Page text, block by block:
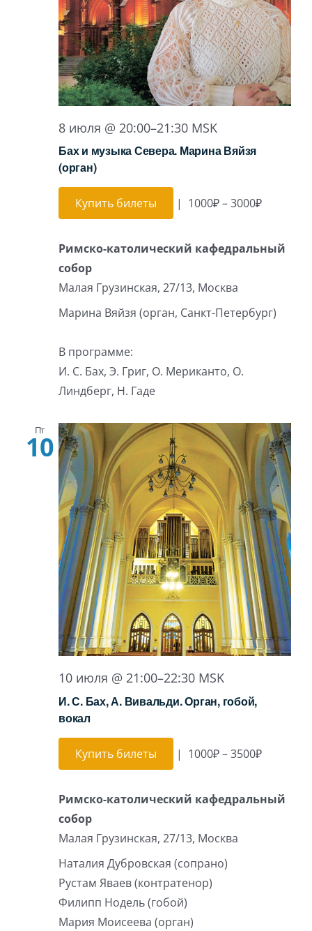
Игра на органе
8 июля @ 20:00–21:30 MSK
Бах и музыка Севера. Марина Вяйзя
(орган)
Купить билеты | 1000₽ – 3000₽
Римско-католический кафедральный
собор
Малая Грузинская, 27/13, Москва
Марина Вяйзя (орган, Санкт-Петербург)
В программе:
И. С. Бах, Э. Григ, О. Мериканто, О.
Линдберг, Н. Гаде
Пт
10
10 июля @ 21:00–22:30 MSK
И. С. Бах, А. Вивальди. Орган, гобой,
вокал
Купить билеты | 1000₽ – 3500₽
Римско-католический кафедральный
собор
Малая Грузинская, 27/13, Москва
Наталия Дубровская (сопрано)
Рустам Яваев (контратенор)
Филипп Нодель (гобой)
Мария Моисеева (орган)